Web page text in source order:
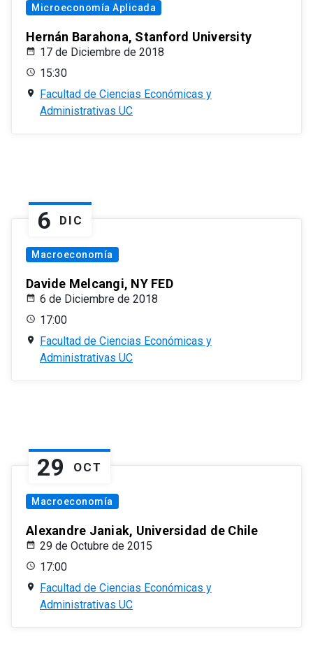
Microeconomía Aplicada
Hernán Barahona, Stanford University
17 de Diciembre de 2018
15:30
Facultad de Ciencias Económicas y
Administrativas UC
6 DIC
Macroeconomía
Davide Melcangi, NY FED
6 de Diciembre de 2018
17:00
Facultad de Ciencias Económicas y
Administrativas UC
29 OCT
Macroeconomía
Alexandre Janiak, Universidad de Chile
29 de Octubre de 2015
17:00
Facultad de Ciencias Económicas y
Administrativas UC